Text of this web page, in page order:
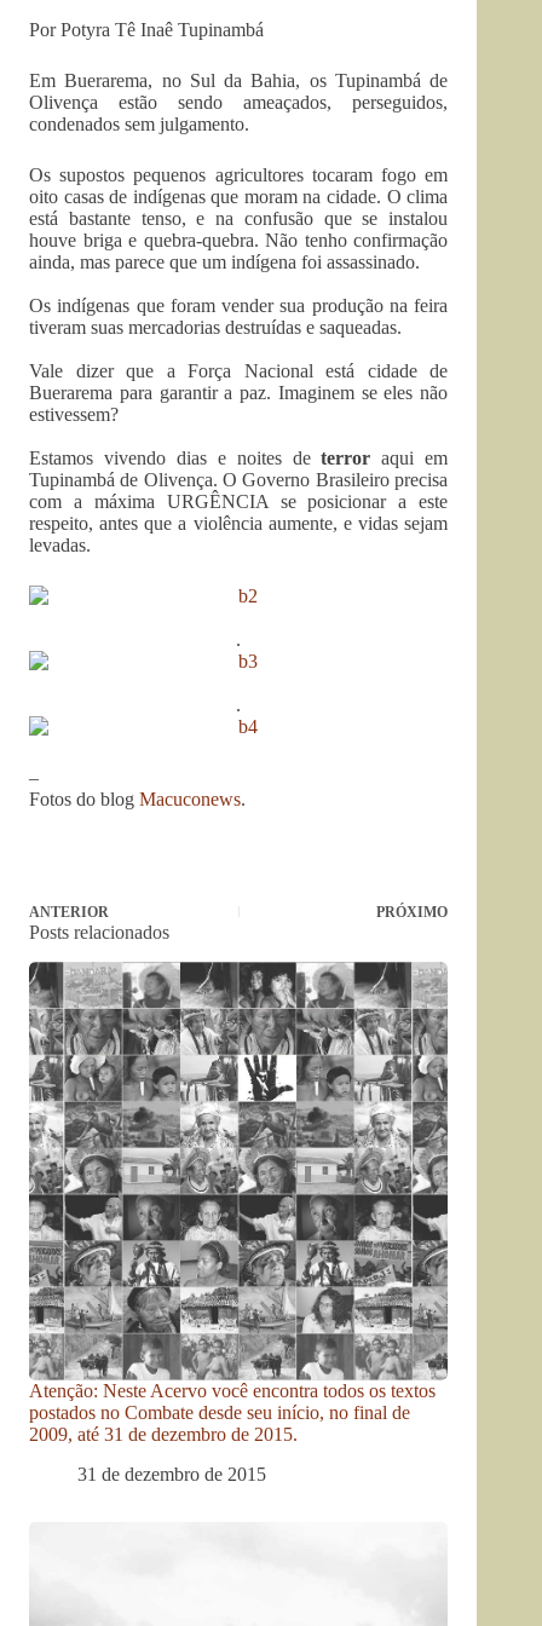
Por Potyra Tê Inaê Tupinambá
Em Buerarema, no Sul da Bahia, os Tupinambá de
Olivença estão sendo ameaçados, perseguidos,
condenados sem julgamento.
Os supostos pequenos agricultores tocaram fogo em
oito casas de indígenas que moram na cidade. O clima
está bastante tenso, e na confusão que se instalou
houve briga e quebra-quebra. Não tenho confirmação
ainda, mas parece que um indígena foi assassinado.
Os indígenas que foram vender sua produção na feira
tiveram suas mercadorias destruídas e saqueadas.
Vale dizer que a Força Nacional está cidade de
Buerarema para garantir a paz. Imaginem se eles não
estivessem?
Estamos vivendo dias e noites deterror aqui em
Tupinambá de Olivença. O Governo Brasileiro precisa
com a máxima URGÊNCIA se posicionar a este
respeito, antes que a violência aumente, e vidas sejam
levadas.
.
.
–
Fotos do blog Macuconews.
ANTERIOR PRÓXIMO
Posts relacionados
Atenção: Neste Acervo você encontra todos os textos
postados no Combate desde seu início, no final de
2009, até 31 de dezembro de 2015.
31 de dezembro de 2015